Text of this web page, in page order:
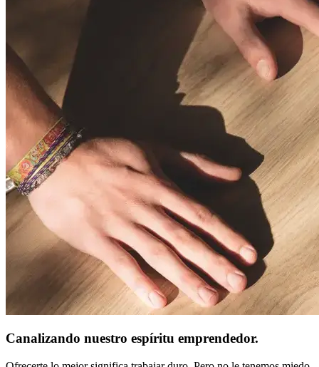
Canalizando nuestro espíritu emprendedor.